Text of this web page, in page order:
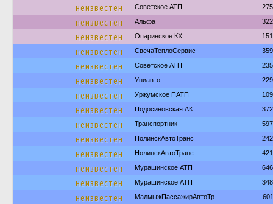
неизвестен Советское АТП
неизвестен Альфа
неизвестен Опаринское КХ
неизвестен СвечаТеплоСервис
неизвестен Советское АТП
неизвестен Униавто
неизвестен Уржумское ПАТП
неизвестен Подосиновская АК
неизвестен Транспортник
неизвестен НолинскАвтоТранс
неизвестен НолинскАвтоТранс
неизвестен Мурашинское АТП
неизвестен Мурашинское АТП
неизвестен МалмыжПассажирАвтоТр